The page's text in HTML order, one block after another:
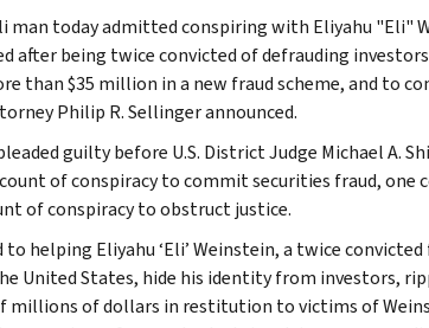
man today admitted conspiring with Eliyahu "Eli"
after being twice convicted of defrauding
than $35 million in a new fraud scheme, and to
Philip R. Sellinger announced.
guilty before U.S. District Judge Michael A.
of conspiracy to commit securities fraud, one
of conspiracy to obstruct justice.
helping Eliyahu ‘Eli’ Weinstein, a twice
United States, hide his identity from investors,
millions of dollars in restitution to victims of